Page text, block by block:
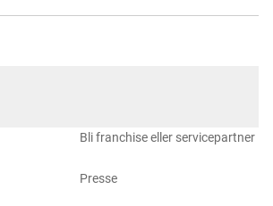
Bli franchise eller servicepartner
Presse